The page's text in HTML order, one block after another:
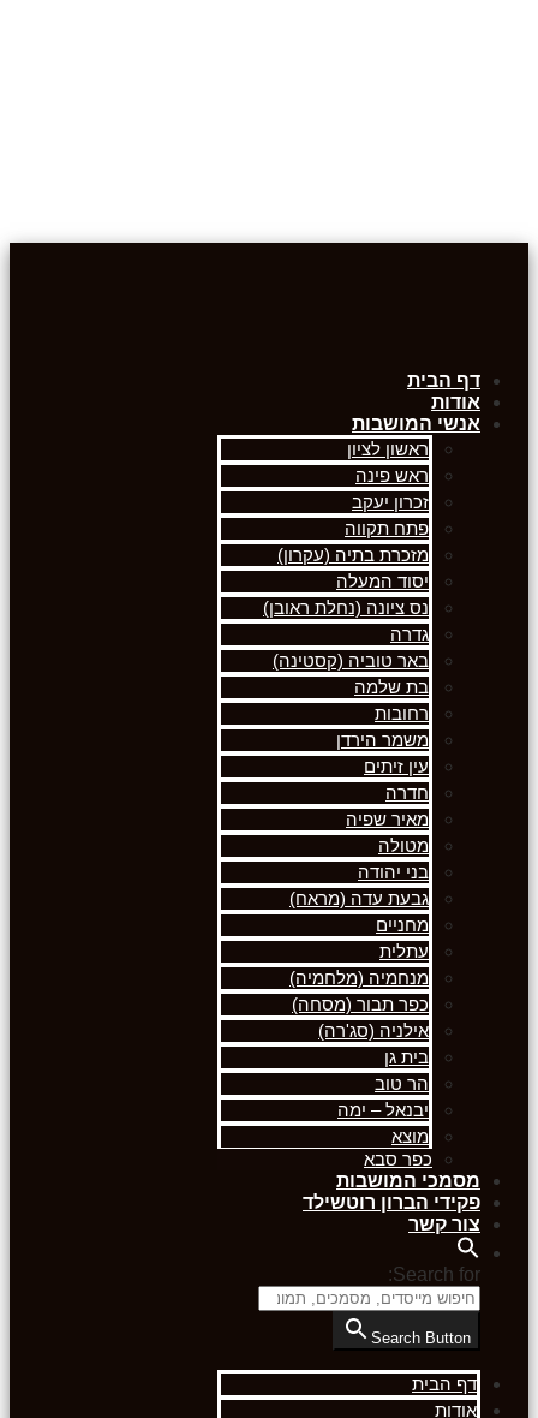
דף הבית
אודות
אנשי המושבות
ראשון לציון
ראש פינה
זכרון יעקב
פתח תקווה
מזכרת בתיה (עקרון)
יסוד המעלה
נס ציונה (נחלת ראובן)
גדרה
באר טוביה (קסטינה)
בת שלמה
רחובות
משמר הירדן
עין זיתים
חדרה
מאיר שפיה
מטולה
בני יהודה
גבעת עדה (מראח)
מחניים
עתלית
מנחמיה (מלחמיה)
כפר תבור (מסחה)
אילניה (סג'רה)
בית גן
הר טוב
יבנאל – ימה
מוצא
כפר סבא
מסמכי המושבות
פקידי הברון רוטשילד
צור קשר
Search for:
Search Button
דף הבית
אודות